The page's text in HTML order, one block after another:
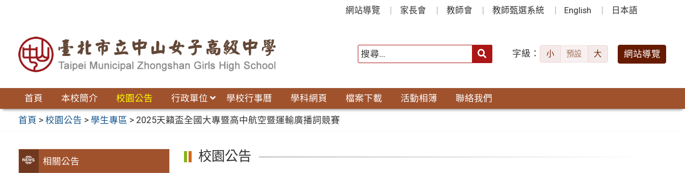
網站導覽 家長會 教師會 教師甄選系統 English 日本語
字級： 小 預設 大 網站導覽
首頁 本校簡介 校園公告 行政單位 學校行事曆 學科網頁 檔案下載 活動相簿 聯絡我們
首頁 >校園公告 > 學生專區 > 2025天籟盃全國大專暨高中航空暨運輸廣播詞競賽
相關公告
校園公告